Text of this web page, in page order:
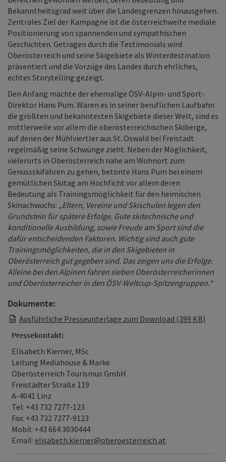
Bekanntheitsgrad weit über die Landesgrenzen hinausgehen.
Zentrales Ziel der Kampagne ist die österreichweite mediale
Positionierung von spannenden und sympathischen
Geschichten. Getragen durch die Testimonials wird
Oberösterreich und seine Skigebiete als Winterdestination
präsentiert und die Vorzüge des Landes durch ehrliches,
echtes Storytelling gezeigt.
Den Anfang machte der ehemalige ÖSV-Alpin- und Sport-
Direktor Hans Pum. Waren es in seiner beruflichen Laufbahn
die größten und bekanntesten Skigebiete dieser Welt, sind es
mittlerweile vor allem die oberösterreichischen Skiberge,
auf denen der Mühlviertler aus St. Oswald bei Freistadt
regelmäßig seine Schwünge zieht. Neben der Möglichkeit,
vielerorts in Oberösterreich nahe am Wohnort zum
Genussskifahren zu gehen, betonte Hans Pum bei einem
gemütlichen Skitag am Hochficht vor allem deren
Bedeutung als Trainingsmöglichkeit für den heimischen
Skinachwuchs: „Eltern, Vereine und Skischulen legen den
Grundstein für spätere Erfolge. Gute skitechnische und
konditionelle Ausbildung, sowie Freude am Sport sind die
dafür entscheidenden Faktoren. Wichtig sind auch gute
Trainingsmöglichkeiten, die in den Skigebieten in
Oberösterreich gut gegeben sind. Das zeigen uns die Erfolge.
Alleine bei den Alpinen fahren sieben Oberösterreicherinnen
und Oberösterreicher in den ÖSV-Weltcup-Spitzengruppen.“
Dokumente:
Ausführliche Presseunterlage zum Download (399 KB)
Pressekontakt:
Elisabeth Kierner, MSc
Leitung Mediahouse & Marke
Oberösterreich Tourismus GmbH
Freistädter Straße 119
A-4041 Linz
Tel: +43 732 7277-123
Fax: +43 732 7277-9123
Mobil: +43 664 3030444
Email: elisabeth.kierner@oberoesterreich.at